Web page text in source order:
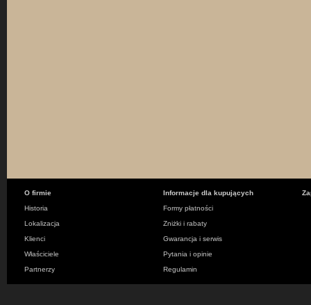
O firmie
Historia
Lokalizacja
Klienci
Właściciele
Partnerzy
Informacje dla kupujących
Formy płatności
Zniżki i rabaty
Gwarancja i serwis
Pytania i opinie
Regulamin